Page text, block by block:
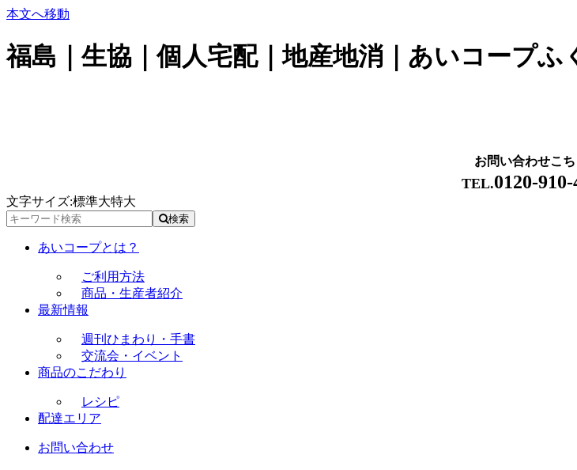
本文へ移動
福島｜生協｜個人宅配｜地産地消｜あいコープふ
お問い合わせこち
TEL.0120-910-
文字サイズ:標準大特大
検索
あいコープとは？
ご利用方法
商品・生産者紹介
最新情報
週刊ひまわり・手書
交流会・イベント
商品のこだわり
レシピ
配達エリア
お問い合わせ